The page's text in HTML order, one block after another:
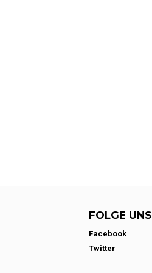
FOLGE UNS
Facebook
Twitter